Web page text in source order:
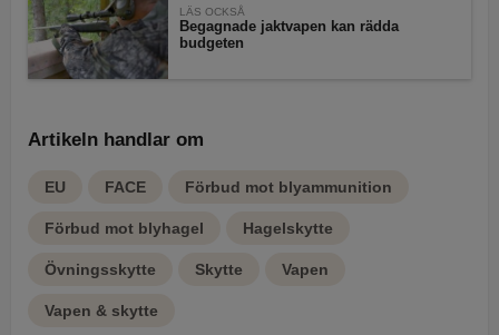
LÄS OCKSÅ
Begagnade jaktvapen kan rädda
budgeten
Artikeln handlar om
EU FACE Förbud mot blyammunition
Förbud mot blyhagel Hagelskytte
Övningsskytte Skytte Vapen
Vapen & skytte